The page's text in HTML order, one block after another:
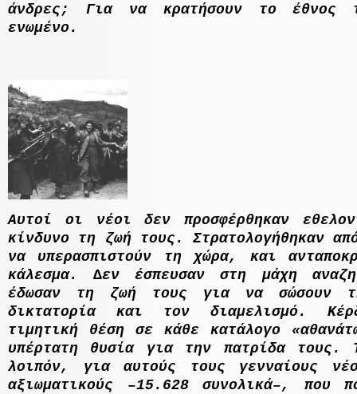
άνδρες; Για να κρατήσουν το έθνος
ενωµένο.
Αυτοί οι νέοι δεν προσφέρθηκαν
κίνδυνο τη ζωή τους. Στρατολογήθηκαν
να υπερασπιστούν τη χώρα, και
κάλεσµα. ∆εν έσπευσαν στη µάχη
έδωσαν τη ζωή τους για να σώσουν
δικτατορία και τον διαµελισµό.
τιµητική θέση σε κάθε κατάλογο
υπέρτατη θυσία για την πατρίδα τους.
λοιπόν, για αυτούς τους γενναίους
αξιωµατικούς –15.628 συνολικά–, που